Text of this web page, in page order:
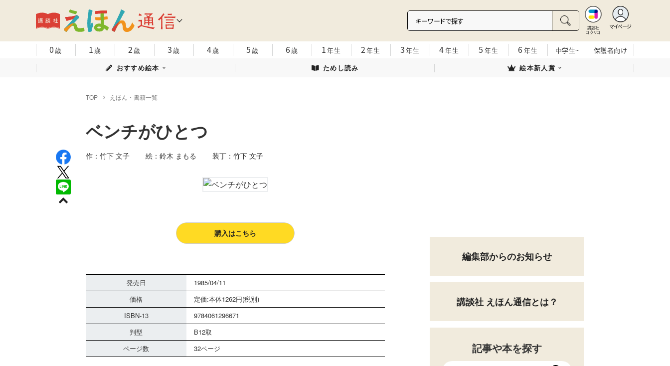
講談社
コクリコ
マイページ
0歳 1歳 2歳 3歳 4歳 5歳 6歳 1年生 2年生 3年生 4年生 5 年生 6 年生 中学生~
保護者向け
おすすめ絵本
ためし読み 絵本新人賞
TOP えほん・書籍一覧
ベンチがひとつ
作：竹下 文子 絵：鈴木 まもる 装丁：竹下 文子
購入はこちら
発売日
1985/04/11
価格
定価:本体1262円(税別)
ISBN-13
9784061296671
判型
B12取
ページ数
32ページ
編集部からのお知らせ
講談社 えほん通信とは？
記事や本を探す